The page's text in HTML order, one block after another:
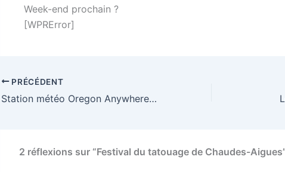
Week-end prochain ?
[WPRError]
PRÉCÉDENT
Station météo Oregon Anywhere Weather
2 réflexions sur “Festival du tatouage de Chaudes-